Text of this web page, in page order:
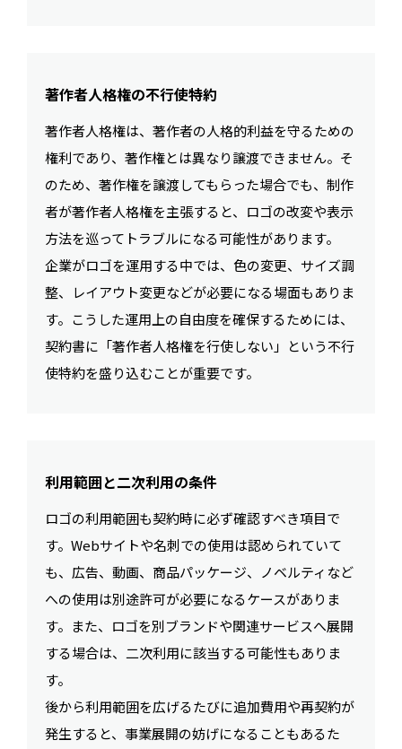
著作者人格権の不行使特約
著作者人格権は、著作者の人格的利益を守るための
権利であり、著作権とは異なり譲渡できません。そ
のため、著作権を譲渡してもらった場合でも、制作
者が著作者人格権を主張すると、ロゴの改変や表示
方法を巡ってトラブルになる可能性があります。
企業がロゴを運用する中では、色の変更、サイズ調
整、レイアウト変更などが必要になる場面もありま
す。こうした運用上の自由度を確保するためには、
契約書に「著作者人格権を行使しない」という不行
使特約を盛り込むことが重要です。
利用範囲と二次利用の条件
ロゴの利用範囲も契約時に必ず確認すべき項目で
す。Webサイトや名刺での使用は認められていて
も、広告、動画、商品パッケージ、ノベルティなど
への使用は別途許可が必要になるケースがありま
す。また、ロゴを別ブランドや関連サービスへ展開
する場合は、二次利用に該当する可能性もありま
す。
後から利用範囲を広げるたびに追加費用や再契約が
発生すると、事業展開の妨げになることもあるた